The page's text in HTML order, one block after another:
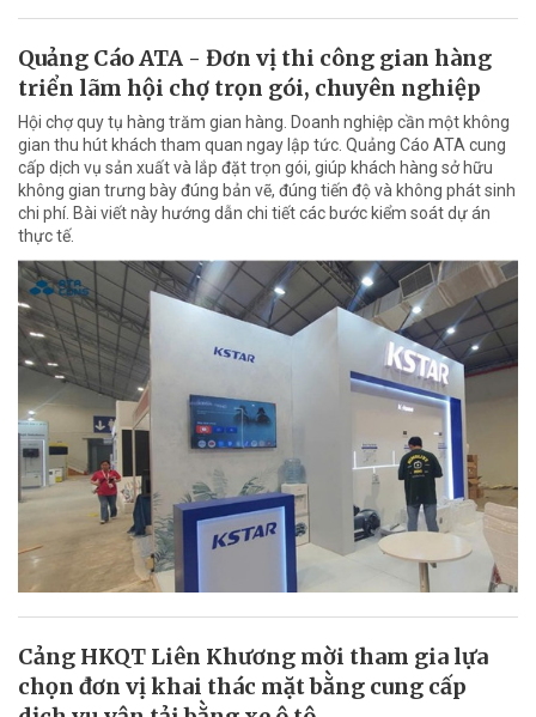
Quảng Cáo ATA - Đơn vị thi công gian hàng
triển lãm hội chợ trọn gói, chuyên nghiệp
Hội chợ quy tụ hàng trăm gian hàng. Doanh nghiệp cần một không
gian thu hút khách tham quan ngay lập tức. Quảng Cáo ATA cung
cấp dịch vụ sản xuất và lắp đặt trọn gói, giúp khách hàng sở hữu
không gian trưng bày đúng bản vẽ, đúng tiến độ và không phát sinh
chi phí. Bài viết này hướng dẫn chi tiết các bước kiểm soát dự án
thực tế.
Cảng HKQT Liên Khương mời tham gia lựa
chọn đơn vị khai thác mặt bằng cung cấp